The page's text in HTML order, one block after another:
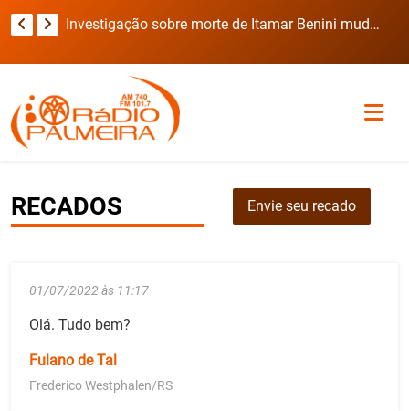
Viatura da Brigada Militar invade casa durante deslocamento para ocorrência com refém no RS Investigação sobre morte de Itamar Benini muda de rumo após laudo preliminar
RECADOS Envie seu recado
01/07/2022 às 11:17
Olá. Tudo bem?
Fulano de Tal
Frederico Westphalen/RS